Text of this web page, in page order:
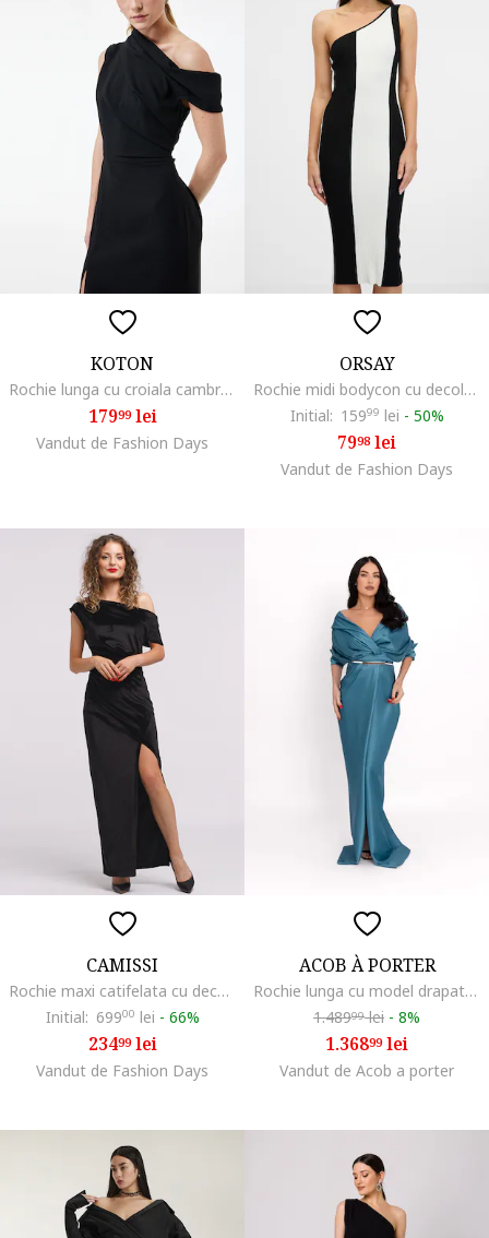
KOTON
Rochie lunga cu croiala cambrata si model uni, Negru
17999lei
Vandut de Fashion Days
ORSAY
Rochie midi bodycon cu decolteu oe un umar, Alb/Negru
Initial: 15999 lei - 50%
7998 lei
Vandut de Fashion Days
CAMISSI
Rochie maxi catifelata cu decolteu pe un umar si slit frontal, Negru
Initial: 69900 lei - 66%
23499lei
Vandut de Fashion Days
ACOB À PORTER
Rochie lunga cu model drapat, Turcoaz
1.48999lei - 8%
1.36899lei
Vandut de Acob a porter